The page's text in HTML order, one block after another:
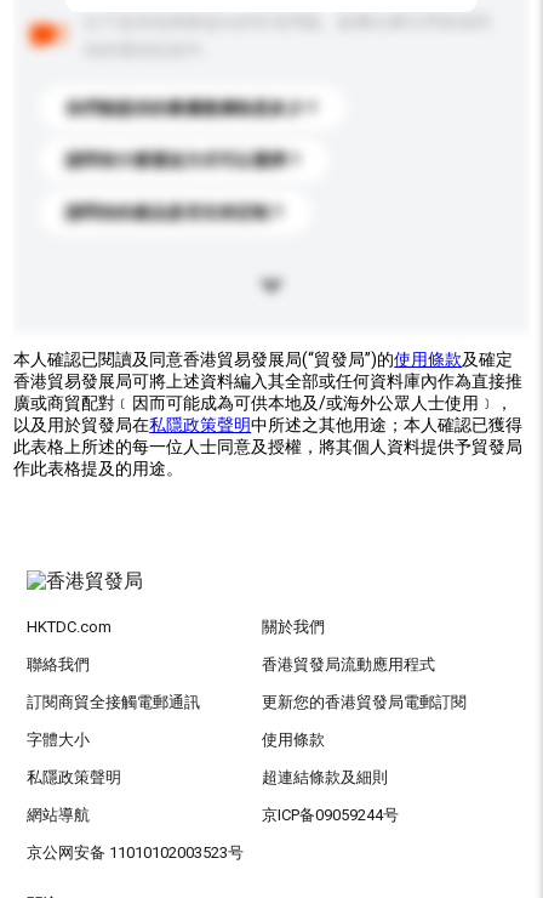
你們能提供的最優惠價格是多少？
請問有什麼運送方式可以選擇？
請問你的產品是否支持定制？
本人確認已閱讀及同意香港貿易發展局(“貿發局”)的使用條款及確定
香港貿易發展局可將上述資料編入其全部或任何資料庫內作為直接推
廣或商貿配對﹝因而可能成為可供本地及/或海外公眾人士使用﹞，
以及用於貿發局在私隱政策聲明中所述之其他用途；本人確認已獲得
此表格上所述的每一位人士同意及授權，將其個人資料提供予貿發局
作此表格提及的用途。
HKTDC.com 關於我們
聯絡我們 香港貿發局流動應用程式
訂閱商貿全接觸電郵通訊 更新您的香港貿發局電郵訂閱
字體大小 使用條款
私隱政策聲明 超連結條款及細則
網站導航 京ICP备09059244号
京公网安备 11010102003523号